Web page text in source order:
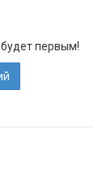
первым!